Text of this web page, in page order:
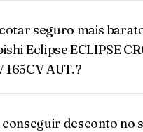
seguro mais
Eclipse ECLIPSE
165CV AUT.?
desconto no